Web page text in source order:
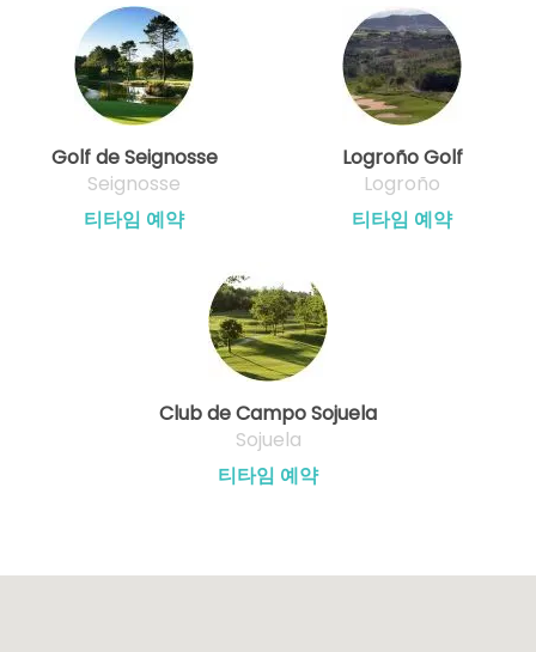
Golf de Seignosse
Seignosse
티타임 예약
Logroño Golf
Logroño
티타임 예약
Club de Campo Sojuela
Sojuela
티타임 예약